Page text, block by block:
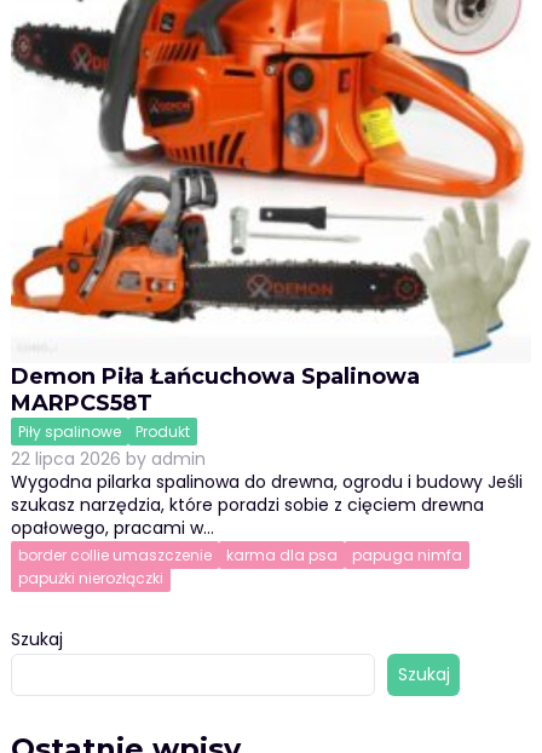
Demon Piła Łańcuchowa Spalinowa
MARPCS58T
Piły spalinowe Produkt
22 lipca 2026 by admin
Wygodna pilarka spalinowa do drewna, ogrodu i budowy Jeśli
szukasz narzędzia, które poradzi sobie z cięciem drewna
opałowego, pracami w…
border collie umaszczenie karma dla psa
papuga nimfa
papużki nierozłączki
Szukaj
Szukaj